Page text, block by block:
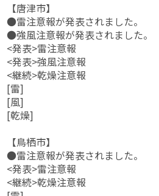
【唐津市】
●雷注意報が発表されました。
●強風注意報が発表されました。
<発表>雷注意報
<発表>強風注意報
<継続>乾燥注意報
[雷]
[風]
[乾燥]
【鳥栖市】
●雷注意報が発表されました。
<発表>雷注意報
<継続>乾燥注意報